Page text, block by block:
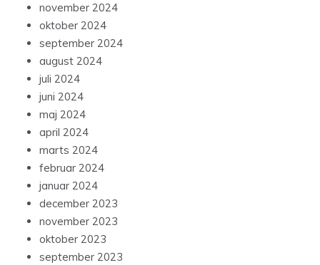
november 2024
oktober 2024
september 2024
august 2024
juli 2024
juni 2024
maj 2024
april 2024
marts 2024
februar 2024
januar 2024
december 2023
november 2023
oktober 2023
september 2023